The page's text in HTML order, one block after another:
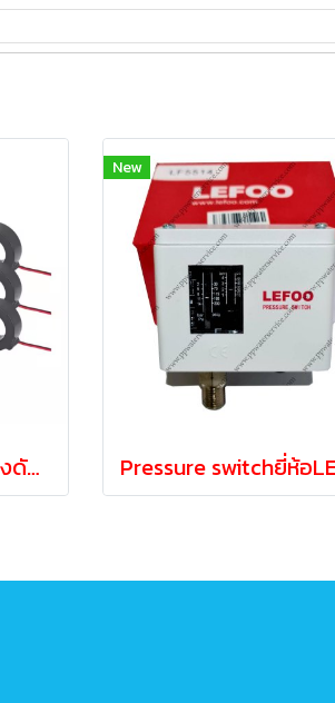
มัลติมิเตอร์จอแสดงแรงดันไฟฟ้าและความถี่ 3เฟส
New